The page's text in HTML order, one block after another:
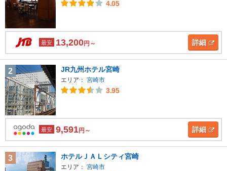
4.05
最安 13,200円～ 詳細
2 JR九州ホテル宮崎
エリア： 宮崎市
3.95
最安 9,591円～ 詳細
3 ホテルＪＡＬシティ宮崎
エリア： 宮崎市